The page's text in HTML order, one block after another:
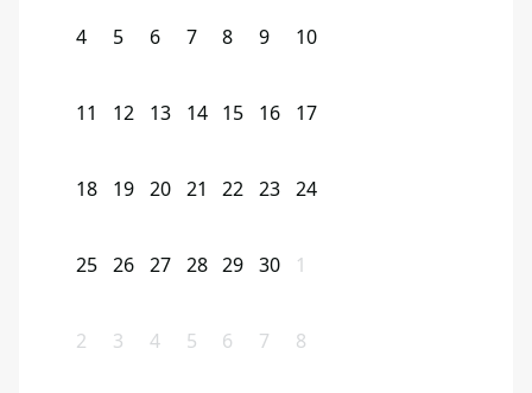
4 5 6 7 8 9 10
11 12 13 14 15 16 17
18 19 20 21 22 23 24
25 26 27 28 29 30 1
2 3 4 5 6 7 8